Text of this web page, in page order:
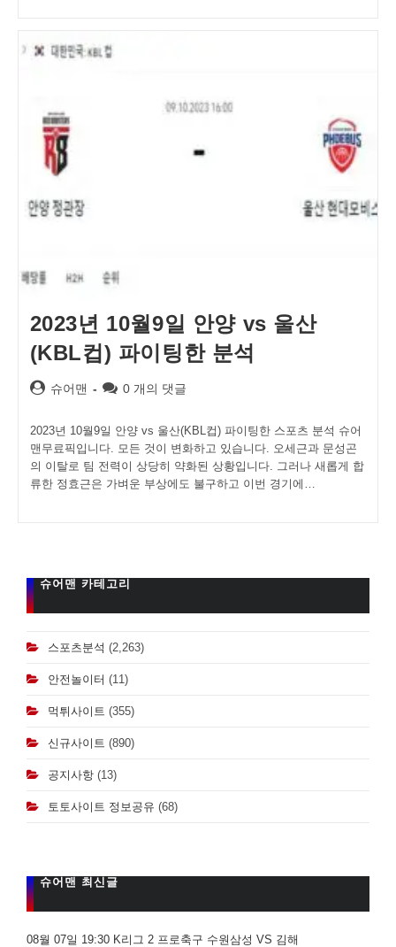
2023년 10월9일 안양 vs 울산
(KBL컵) 파이팅한 분석
Post슈어맨
Post0 개의 댓글
2023년 10월9일 안양 vs 울산(KBL컵) 파이팅한 스포츠 분석 슈어
맨무료픽입니다. 모든 것이 변화하고 있습니다. 오세근과 문성곤
의 이탈로 팀 전력이 상당히 약화된 상황입니다. 그러나 새롭게 합
류한 정효근은 가벼운 부상에도 불구하고 이번 경기에…
슈어맨 카테고리
스포츠분석 (2,263)
안전놀이터 (11)
먹튀사이트 (355)
신규사이트 (890)
공지사항 (13)
토토사이트 정보공유 (68)
슈어맨 최신글
08월 07일 19:30 K리그 2 프로축구 수원삼성 VS 김해